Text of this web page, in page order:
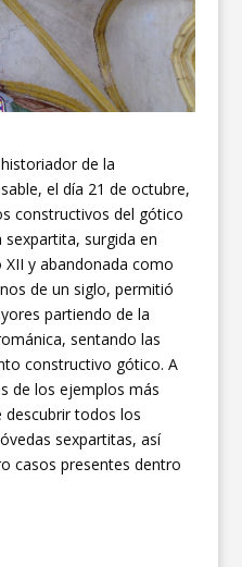
de la
el día 21 de octubre,
constructivos del gótico
sexpartita, surgida en
XII y abandonada como
de un siglo, permitió
partiendo de la
sentando las
constructivo gótico. A
de los ejemplos más
todos los
sexpartitas, así
casos presentes dentro